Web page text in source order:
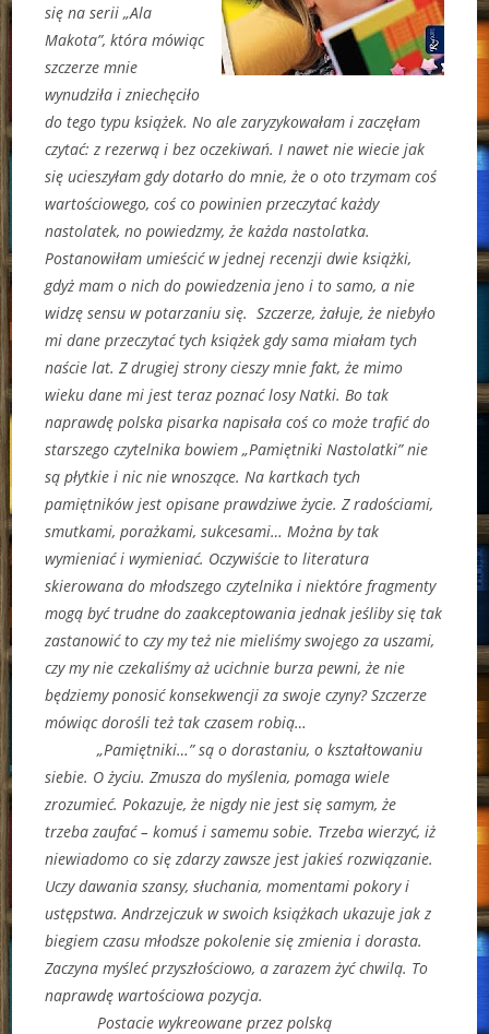
się na serii „Ala
Makota”, która mówiąc
szczerze mnie
wynudziła i zniechęciło
do tego typu książek. No ale zaryzykowałam i zaczęłam
czytać: z rezerwą i bez oczekiwań. I nawet nie wiecie jak
się ucieszyłam gdy dotarło do mnie, że o oto trzymam coś
wartościowego, coś co powinien przeczytać każdy
nastolatek, no powiedzmy, że każda nastolatka.
Postanowiłam umieścić w jednej recenzji dwie książki,
gdyż mam o nich do powiedzenia jeno i to samo, a nie
widzę sensu w potarzaniu się. Szczerze, żałuje, że niebyło
mi dane przeczytać tych książek gdy sama miałam tych
naście lat. Z drugiej strony cieszy mnie fakt, że mimo
wieku dane mi jest teraz poznać losy Natki. Bo tak
naprawdę polska pisarka napisała coś co może trafić do
starszego czytelnika bowiem „Pamiętniki Nastolatki” nie
są płytkie i nic nie wnoszące. Na kartkach tych
pamiętników jest opisane prawdziwe życie. Z radościami,
smutkami, porażkami, sukcesami… Można by tak
wymieniać i wymieniać. Oczywiście to literatura
skierowana do młodszego czytelnika i niektóre fragmenty
mogą być trudne do zaakceptowania jednak jeśliby się tak
zastanowić to czy my też nie mieliśmy swojego za uszami,
czy my nie czekaliśmy aż ucichnie burza pewni, że nie
będziemy ponosić konsekwencji za swoje czyny? Szczerze
mówiąc dorośli też tak czasem robią…
„Pamiętniki…” są o dorastaniu, o kształtowaniu
siebie. O życiu. Zmusza do myślenia, pomaga wiele
zrozumieć. Pokazuje, że nigdy nie jest się samym, że
trzeba zaufać – komuś i samemu sobie. Trzeba wierzyć, iż
niewiadomo co się zdarzy zawsze jest jakieś rozwiązanie.
Uczy dawania szansy, słuchania, momentami pokory i
ustępstwa. Andrzejczuk w swoich książkach ukazuje jak z
biegiem czasu młodsze pokolenie się zmienia i dorasta.
Zaczyna myśleć przyszłościowo, a zarazem żyć chwilą. To
naprawdę wartościowa pozycja.
Postacie wykreowane przez polską